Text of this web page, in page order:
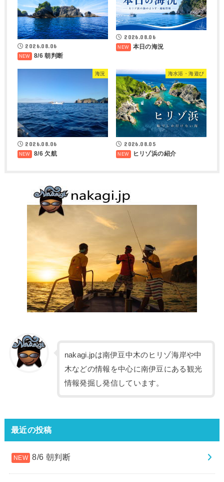
2026.08.06
8/6 朝判断
2026.08.06
本日の海況
海況
2026.08.06
8/6 欠航
海水浴・海遊び
2026.08.05
ヒリゾ浜の紹介
nakagi.jpは南伊豆中木のヒリゾ海岸や中
木などの情報を中心に南伊豆にある観光
情報発掘し発信しています。
最近の投稿
8/6 朝判断